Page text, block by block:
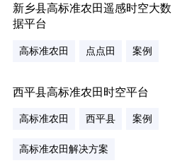
新乡县高标准农田遥感时空大数
据平台
高标准农田 点点田 案例
西平县高标准农田时空平台
高标准农田 西平县 案例
高标准农田解决方案